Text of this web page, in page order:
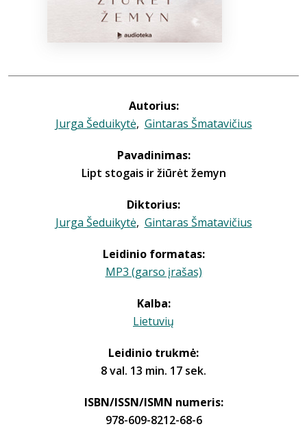
Autorius:
Jurga Šeduikytė, Gintaras Šmatavičius
Pavadinimas:
Lipt stogais ir žiūrėt žemyn
Diktorius:
Jurga Šeduikytė, Gintaras Šmatavičius
Leidinio formatas:
MP3 (garso įrašas)
Kalba:
Lietuvių
Leidinio trukmė:
8 val. 13 min. 17 sek.
ISBN/ISSN/ISMN numeris:
978-609-8212-68-6